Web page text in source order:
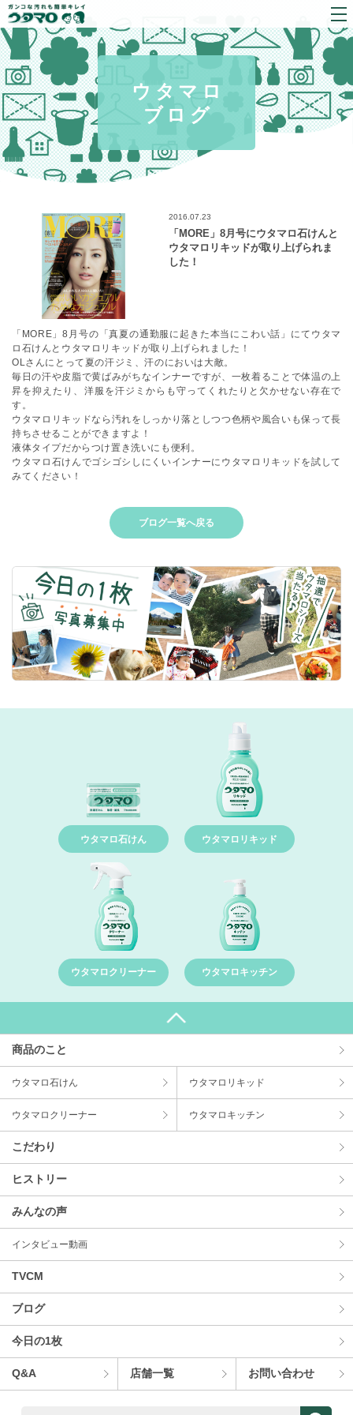
ウタマロ
ブログ
2016.07.23
「MORE」8月号にウタマロ石けんと
ウタマロリキッドが取り上げられま
した！
「MORE」8月号の「真夏の通勤服に起きた本当にこわい話」にてウタマ
ロ石けんとウタマロリキッドが取り上げられました！
OLさんにとって夏の汗ジミ、汗のにおいは大敵。
毎日の汗や皮脂で黄ばみがちなインナーですが、一枚着ることで体温の上
昇を抑えたり、洋服を汗ジミからも守ってくれたりと欠かせない存在で
す。
ウタマロリキッドなら汚れをしっかり落としつつ色柄や風合いも保って長
持ちさせることができますよ！
液体タイプだからつけ置き洗いにも便利。
ウタマロ石けんでゴシゴシしにくいインナーにウタマロリキッドを試して
みてください！
ブログ一覧へ戻る
ウタマロ石けん ウタマロリキッド
ウタマロクリーナー ウタマロキッチン
商品のこと
ウタマロ⽯けん ウタマロリキッド
ウタマロクリーナー ウタマロキッチン
こだわり
ヒストリー
みんなの声
インタビュー動画
TVCM
ブログ
今⽇の1枚
Q&A 店舗⼀覧 お問い合わせ